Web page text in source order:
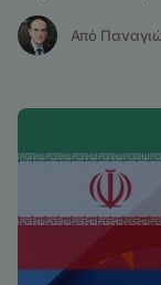
Από